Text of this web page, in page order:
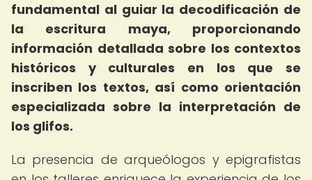
fundamental al guiar la decodificación de
la escritura maya, proporcionando
información detallada sobre los contextos
históricos y culturales en los que se
inscriben los textos, así como orientación
especializada sobre la interpretación de
los glifos.
La presencia de arqueólogos y epigrafistas